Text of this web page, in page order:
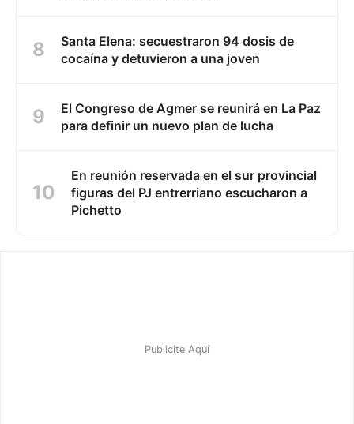
Santa Elena: secuestraron 94 dosis de
cocaína y detuvieron a una joven
El Congreso de Agmer se reunirá en La Paz
para definir un nuevo plan de lucha
En reunión reservada en el sur provincial
figuras del PJ entrerriano escucharon a
Pichetto